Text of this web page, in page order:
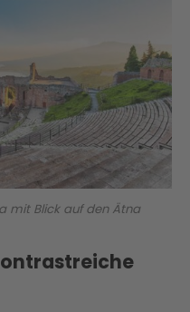
mit Blick auf den Ätna